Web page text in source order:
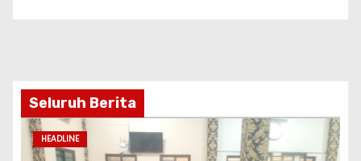
Seluruh Berita
HEADLINE